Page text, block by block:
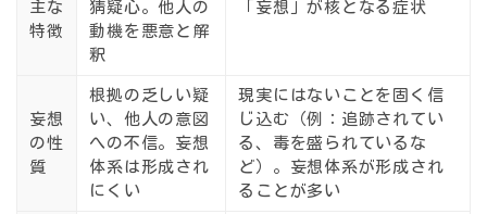
主な
特徴
猜疑心。他人の
動機を悪意と解
釈
「妄想」が核となる症状
妄想
の性
質
根拠の乏しい疑
い、他人の意図
への不信。 妄想
体系は形成され
にくい
現実にはないことを固く信
じ込む（例：追跡されてい
る、毒を盛られているな
ど）。 妄想体系が形成され
ることが多い